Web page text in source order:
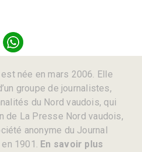
née en mars 2006. Elle
groupe de journalistes,
du Nord vaudois, qui
de La Presse Nord vaudois,
anonyme du Journal
en 1901. En savoir plus